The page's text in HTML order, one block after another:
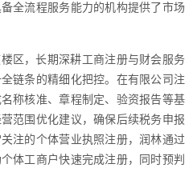
全流程服务能力的机构提供了市场
区，长期深耕工商注册与财会服务
链条的精细化把控。在有限公司注
称核准、章程制定、验资报告等基
范围优化建议，确保后续税务申报
注的个体营业执照注册，润林通过
体工商户快速完成注册，同时预判